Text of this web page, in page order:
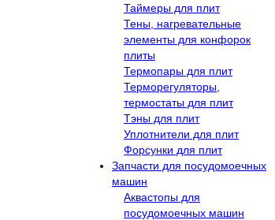
Таймеры для плит
Тены, нагревательные
элементы для конфорок
плиты
Термопары для плит
Терморегуляторы,
термостаты для плит
Тэны для плит
Уплотнители для плит
Форсунки для плит
Запчасти для посудомоечных
машин
Аквастопы для
посудомоечных машин